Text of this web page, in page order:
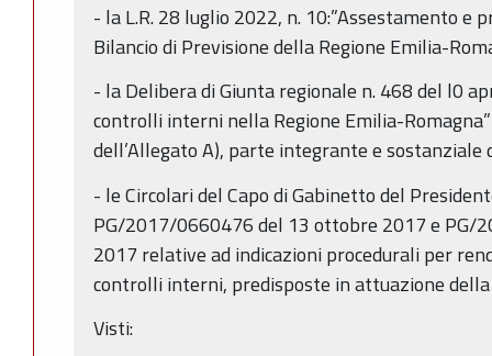
- la L.R. 28 luglio 2022, n. 10:”Assestamento e
Bilancio di Previsione della Regione Emilia-
- la Delibera di Giunta regionale n. 468 del l0
controlli interni nella Regione Emilia-
dell’Allegato A), parte integrante e
- le Circolari del Capo di Gabinetto del
PG/2017/0660476 del 13 ottobre 2017 e PG/
2017 relative ad indicazioni procedurali per
controlli interni, predisposte in attuazione
Visti: